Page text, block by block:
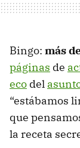
Bingo: más
páginas de
eco del
“estábamos
que
la receta